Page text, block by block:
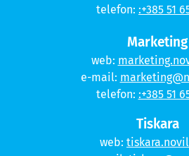
telefon: :+385 51
Marketing
web:
e-mail:
telefon: :+385 51
Tiskara
web: